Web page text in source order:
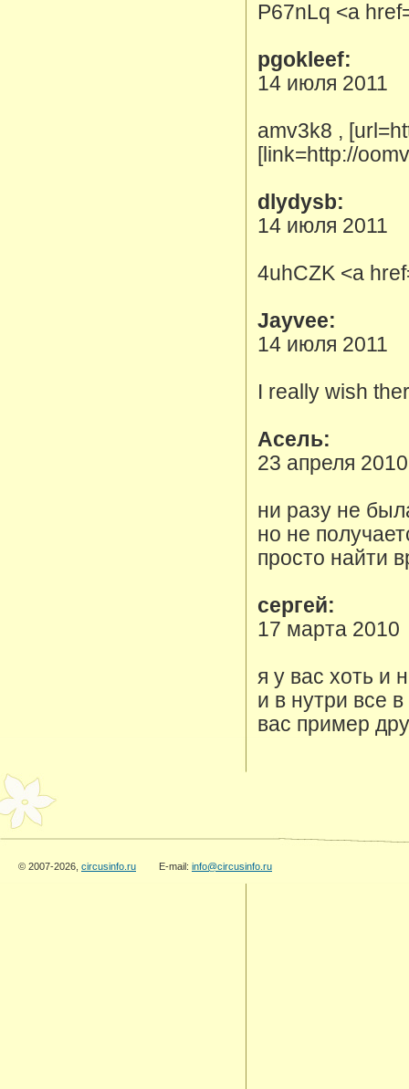
P67nLq <a
pgokleef:
14 июля 2011
amv3k8 ,
[link=http://
dlydysb:
14 июля 2011
4uhCZK <a
Jayvee:
14 июля 2011
I really wish
Асель:
23 апреля 2010
ни разу не
но не
просто найти
сергей:
17 марта 2010
я у вас хоть и
и в нутри все
вас пример
© 2007-2026, circusinfo.ru E-mail: info@circusinfo.ru